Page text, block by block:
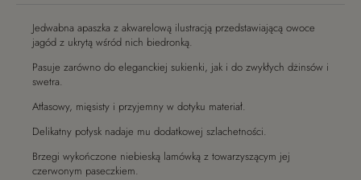
Jedwabna apaszka z akwarelową ilustracją przedstawiającą owoce
jagód z ukrytą wśród nich biedronką.
Pasuje zarówno do eleganckiej sukienki, jak i do zwykłych dżinsów i
swetra.
Atłasowy, mięsisty i przyjemny w dotyku materiał.
Delikatny połysk nadaje mu dodatkowej szlachetności.
Brzegi wykończone niebieską lamówką z towarzyszącym jej
czerwonym paseczkiem.